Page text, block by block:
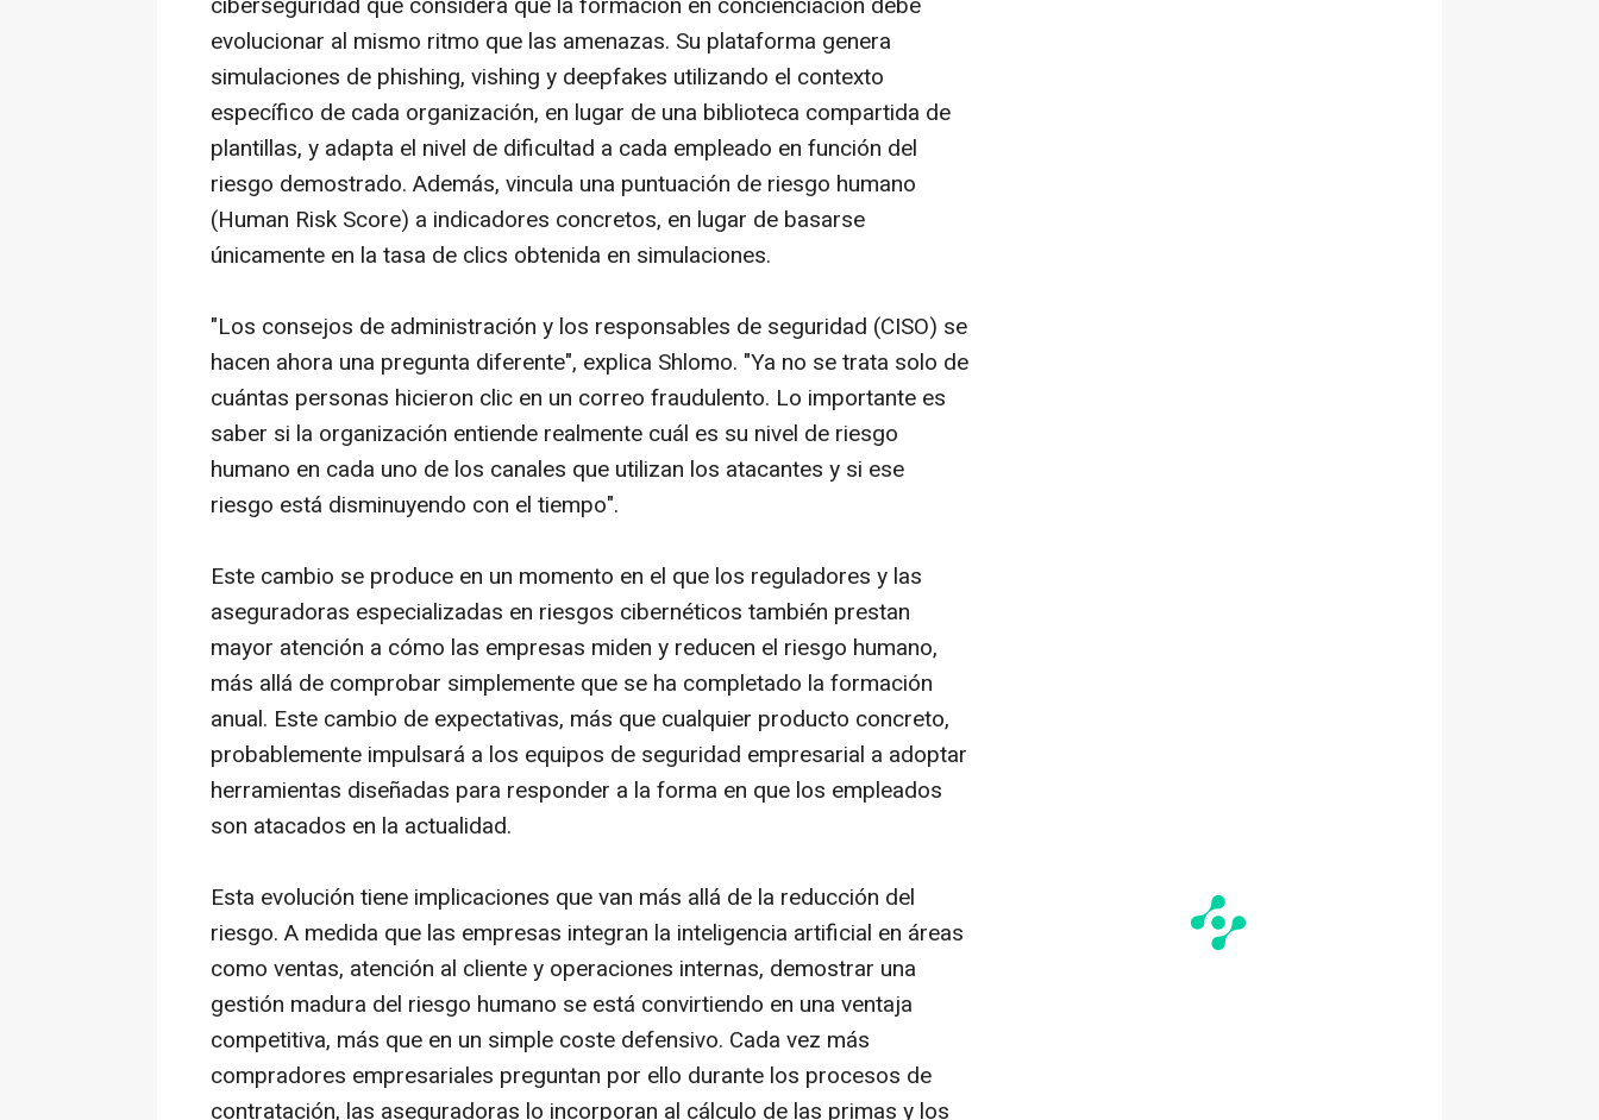
evolucionar al mismo ritmo que las amenazas. Su plataforma genera
simulaciones de phishing, vishing y deepfakes utilizando el contexto
específico de cada organización, en lugar de una biblioteca compartida de
plantillas, y adapta el nivel de dificultad a cada empleado en función del
riesgo demostrado. Además, vincula una puntuación de riesgo humano
(Human Risk Score) a indicadores concretos, en lugar de basarse
únicamente en la tasa de clics obtenida en simulaciones.
"Los consejos de administración y los responsables de seguridad (CISO) se
hacen ahora una pregunta diferente", explica Shlomo. "Ya no se trata solo de
cuántas personas hicieron clic en un correo fraudulento. Lo importante es
saber si la organización entiende realmente cuál es su nivel de riesgo
humano en cada uno de los canales que utilizan los atacantes y si ese
riesgo está disminuyendo con el tiempo".
Este cambio se produce en un momento en el que los reguladores y las
aseguradoras especializadas en riesgos cibernéticos también prestan
mayor atención a cómo las empresas miden y reducen el riesgo humano,
más allá de comprobar simplemente que se ha completado la formación
anual. Este cambio de expectativas, más que cualquier producto concreto,
probablemente impulsará a los equipos de seguridad empresarial a adoptar
herramientas diseñadas para responder a la forma en que los empleados
son atacados en la actualidad.
Esta evolución tiene implicaciones que van más allá de la reducción del
riesgo. A medida que las empresas integran la inteligencia artificial en áreas
como ventas, atención al cliente y operaciones internas, demostrar una
gestión madura del riesgo humano se está convirtiendo en una ventaja
competitiva, más que en un simple coste defensivo. Cada vez más
compradores empresariales preguntan por ello durante los procesos de
contratación, las aseguradoras lo incorporan al cálculo de las primas y los